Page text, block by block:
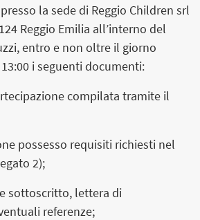
la sede di Reggio Children srl
Reggio Emilia all’interno del
entro e non oltre il giorno
i seguenti documenti:
compilata tramite il
possesso requisiti richiesti nel
2);
lettera di
referenze;